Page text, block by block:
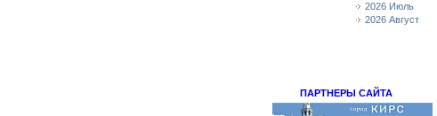
2026 Июль
2026 Август
ПАРТНЕРЫ САЙТА